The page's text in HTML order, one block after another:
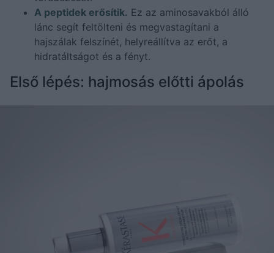
A peptidek erősítik. Ez az aminosavakból álló
lánc segít feltölteni és megvastagítani a
hajszálak felszínét, helyreállítva az erőt, a
hidratáltságot és a fényt.
Első lépés: hajmosás előtti ápolás